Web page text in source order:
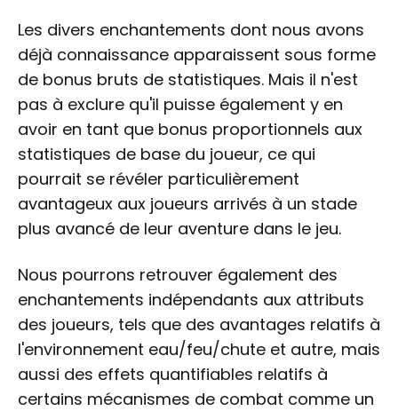
Les divers enchantements dont nous avons
déjà connaissance apparaissent sous forme
de bonus bruts de statistiques. Mais il n'est
pas à exclure qu'il puisse également y en
avoir en tant que bonus proportionnels aux
statistiques de base du joueur, ce qui
pourrait se révéler particulièrement
avantageux aux joueurs arrivés à un stade
plus avancé de leur aventure dans le jeu.
Nous pourrons retrouver également des
enchantements indépendants aux attributs
des joueurs, tels que des avantages relatifs à
l'environnement eau/feu/chute et autre, mais
aussi des effets quantifiables relatifs à
certains mécanismes de combat comme un